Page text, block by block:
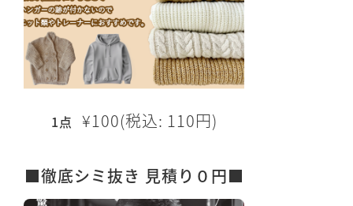
1点 ¥100(税込: 110円)
■徹底シミ抜き 見積り０円■